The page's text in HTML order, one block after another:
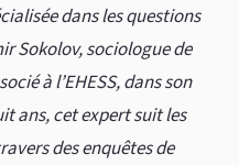
dans les questions
Sokolov, sociologue de
à l’EHESS, dans son
ans, cet expert suit les
des enquêtes de